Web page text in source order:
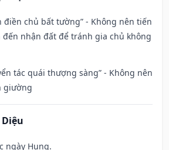
điền chủ bất tường” - Không nên tiến
nhận đất để tránh gia chủ không
tác quái thượng sàng” - Không nên
giường
ngày Hung.